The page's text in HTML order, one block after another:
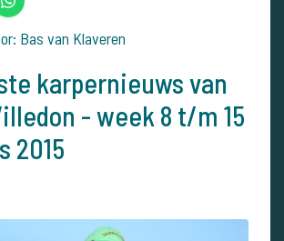
Bas van Klaveren
karpernieuws van
- week 8 t/m 15
2015